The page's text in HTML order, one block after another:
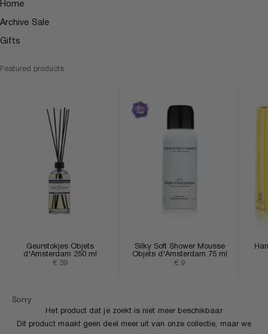
Home
Archive Sale
Gifts
Featured products
Geurstokjes Objets
d'Amsterdam 250 ml
Aanbiedingsprijs
€ 39
Silky Soft Shower Mousse
Objets d'Amsterdam 75 ml
Aanbiedingsprijs
€ 9
Sorry
Het product dat je zoekt is niet meer beschikbaar
Dit product maakt geen deel meer uit van onze collectie, maar we